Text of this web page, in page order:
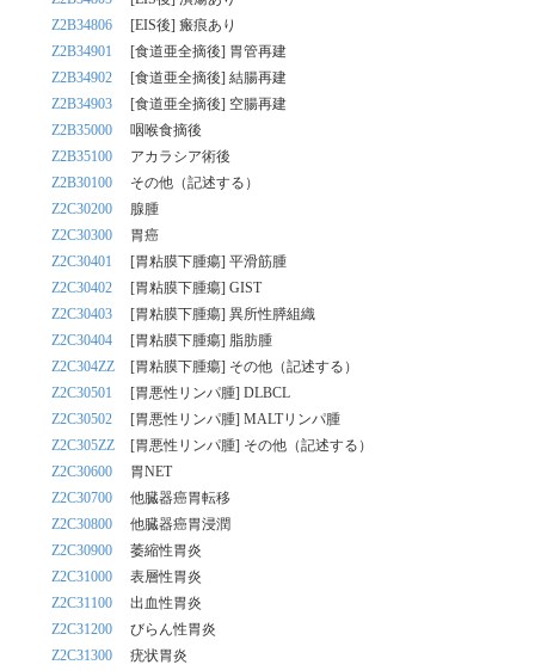
Z2B34806
[EIS後] 瘢痕あり
Z2B34901
[食道亜全摘後] 胃管再建
Z2B34902
[食道亜全摘後] 結腸再建
Z2B34903
[食道亜全摘後] 空腸再建
Z2B35000
咽喉食摘後
Z2B35100
アカラシア術後
Z2B30100
その他（記述する）
Z2C30200
腺腫
Z2C30300
胃癌
Z2C30401
[胃粘膜下腫瘍] 平滑筋腫
Z2C30402
[胃粘膜下腫瘍] GIST
Z2C30403
[胃粘膜下腫瘍] 異所性膵組織
Z2C30404
[胃粘膜下腫瘍] 脂肪腫
Z2C304ZZ
[胃粘膜下腫瘍] その他（記述する）
Z2C30501
[胃悪性リンパ腫] DLBCL
Z2C30502
[胃悪性リンパ腫] MALTリンパ腫
Z2C305ZZ
[胃悪性リンパ腫] その他（記述する）
Z2C30600
胃NET
Z2C30700
他臓器癌胃転移
Z2C30800
他臓器癌胃浸潤
Z2C30900
萎縮性胃炎
Z2C31000
表層性胃炎
Z2C31100
出血性胃炎
Z2C31200
びらん性胃炎
Z2C31300
疣状胃炎